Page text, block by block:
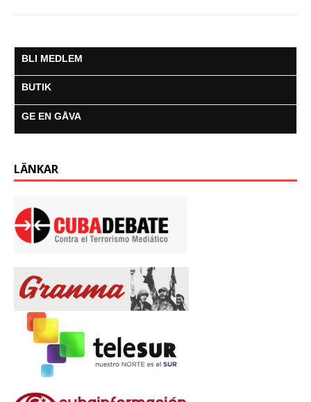
BLI MEDLEM
BUTIK
GE EN GÅVA
LÄNKAR